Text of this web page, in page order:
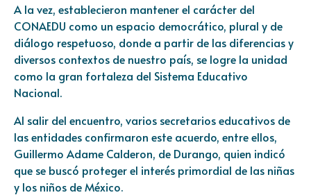
A la vez, establecieron mantener el carácter del
CONAEDU como un espacio democrático, plural y de
diálogo respetuoso, donde a partir de las diferencias y
diversos contextos de nuestro país, se logre la unidad
como la gran fortaleza del Sistema Educativo
Nacional.
Al salir del encuentro, varios secretarios educativos de
las entidades confirmaron este acuerdo, entre ellos,
Guillermo Adame Calderon, de Durango, quien indicó
que se buscó proteger el interés primordial de las niñas
y los niños de México.